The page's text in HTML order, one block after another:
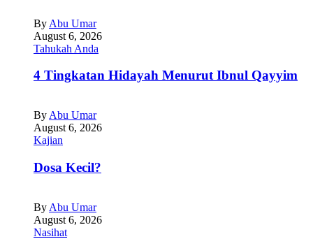
By Abu Umar
August 6, 2026
Tahukah Anda
4 Tingkatan Hidayah Menurut Ibnul Qayyim
By Abu Umar
August 6, 2026
Kajian
Dosa Kecil?
By Abu Umar
August 6, 2026
Nasihat